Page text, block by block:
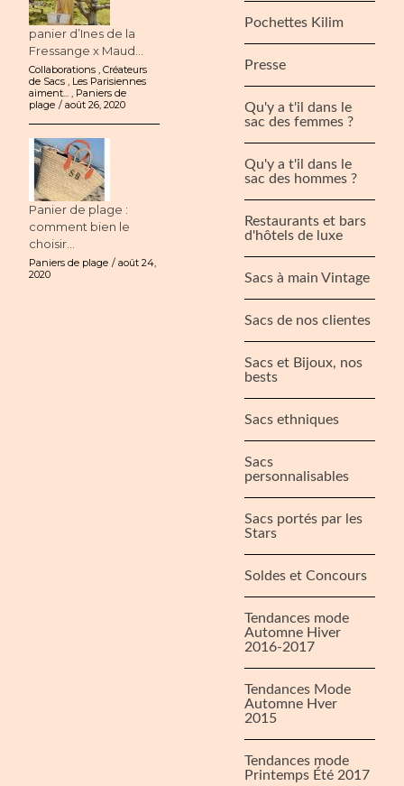
panier d’Ines de la
Fressange x Maud...
Collaborations ,Créateurs
de Sacs , Les Parisiennes
aiment... , Paniers de
plage
août 26, 2020
Panier de plage :
comment bien le
choisir...
Paniers de plage
août 24,
2020
Pochettes Kilim
Presse
Qu'y a t'il dans le
sac des femmes ?
Qu'y a t'il dans le
sac des hommes ?
Restaurants et bars
d'hôtels de luxe
Sacs à main Vintage
Sacs de nos clientes
Sacs et Bijoux, nos
bests
Sacs ethniques
Sacs
personnalisables
Sacs portés par les
Stars
Soldes et Concours
Tendances mode
Automne Hiver
2016-2017
Tendances Mode
Automne Hver
2015
Tendances mode
Printemps Été 2017